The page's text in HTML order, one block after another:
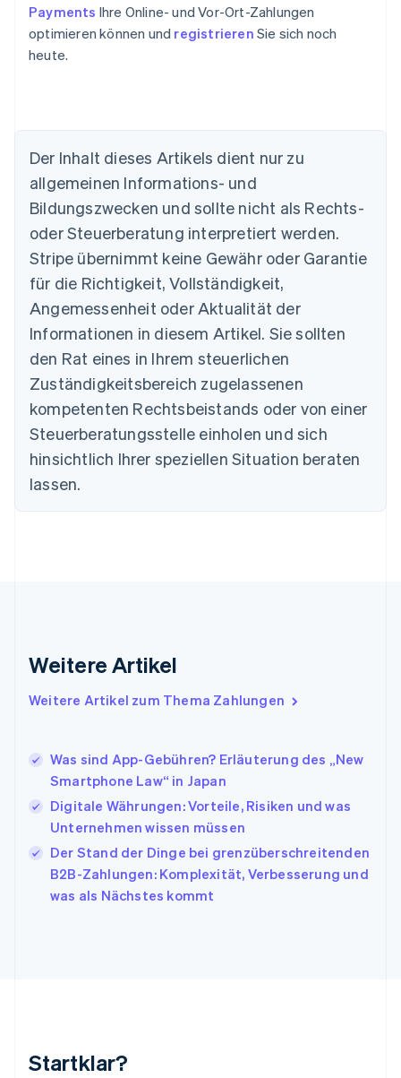
Payments Ihre Online- und Vor-Ort-Zahlungen
optimieren können und registrieren Sie sich noch
heute.
Der Inhalt dieses Artikels dient nur zu
allgemeinen Informations- und
Bildungszwecken und sollte nicht als Rechts-
oder Steuerberatung interpretiert werden.
Stripe übernimmt keine Gewähr oder Garantie
für die Richtigkeit, Vollständigkeit,
Angemessenheit oder Aktualität der
Informationen in diesem Artikel. Sie sollten
den Rat eines in Ihrem steuerlichen
Zuständigkeitsbereich zugelassenen
kompetenten Rechtsbeistands oder von einer
Steuerberatungsstelle einholen und sich
hinsichtlich Ihrer speziellen Situation beraten
lassen.
Weitere Artikel
Weitere Artikel zum Thema Zahlungen
Was sind App-Gebühren? Erläuterung des „New
Smartphone Law“ in Japan
Digitale Währungen: Vorteile, Risiken und was
Unternehmen wissen müssen
Der Stand der Dinge bei grenzüberschreitenden
B2B-Zahlungen: Komplexität, Verbesserung und
was als Nächstes kommt
Startklar?
Australien
English
Belgien
Nederlands Français Deutsch English
Brasilien
PortuguêsEnglish
English
Dänemark
English
Deutschland
Deutsch English
Estland
Festlandchina
简体中文English
Finnland
English
Frankreich
Irland
Italien
日本語 English
EnglishFrançais
Kroatien
EnglishItaliano
English
Liechtenstein
Deutsch English
Mexiko